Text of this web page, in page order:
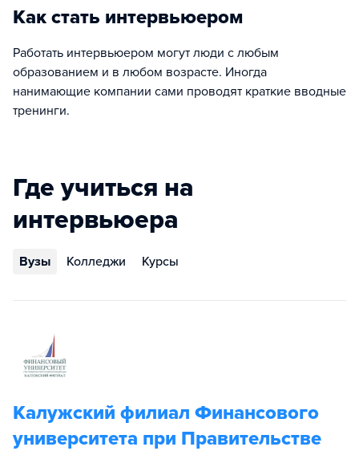
Как стать интервьюером
Работать интервьюером могут люди с любым
образованием и в любом возрасте. Иногда
нанимающие компании сами проводят краткие вводные
тренинги.
Где учиться на
интервьюера
Вузы Колледжи Курсы
Калужский филиал Финансового
университета при Правительстве